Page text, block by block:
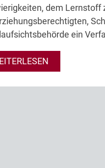
dem Lernstoff
ein